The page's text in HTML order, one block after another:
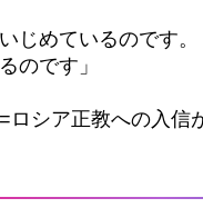
じめているのです。
のです」
ロシア正教への入信